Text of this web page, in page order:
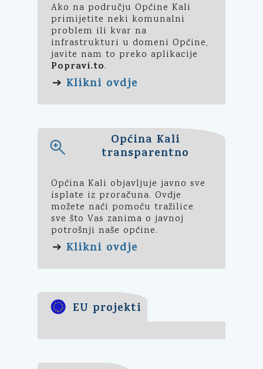
Ako na području Općine Kali
primijetite neki komunalni
problem ili kvar na
infrastrukturi u domeni Općine,
javite nam to preko aplikacije
Popravi.to.
➔ Klikni ovdje
Općina Kali
transparentno
Općina Kali objavljuje javno sve
isplate iz proračuna. Ovdje
možete naći pomoću tražilice
sve što Vas zanima o javnoj
potrošnji naše općine.
➔ Klikni ovdje
EU projekti